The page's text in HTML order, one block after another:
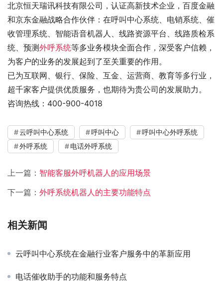
北京恒天瑞讯科技有限公司，认证高新技术企业，百度金融
和京东金融战略合作伙伴：在呼叫中心系统、电销系统、催
收管理系统、智能语音机器人、线路资源平台、线路质检系
统、预测外呼系统等多业务模块全面合作，深受客户信赖，
为客户的业务的发展起到了至关重要的作用。
已为互联网、银行、保险、互金、运营商、教育等多行业，
超千家客户提供优质服务，也期待为贵公司的发展助力。
咨询热线：400-900-4018
云呼叫中心系统 呼叫中心
呼叫中心外呼系统
外呼系统
电话外呼系统
上一篇： 智能客服外呼机器人的应用场景
下一篇： 外呼系统机器人的主要功能特点
相关新闻
云呼叫中心系统在金融行业客户服务中的革新应用
电话催收助手的功能和服务特点